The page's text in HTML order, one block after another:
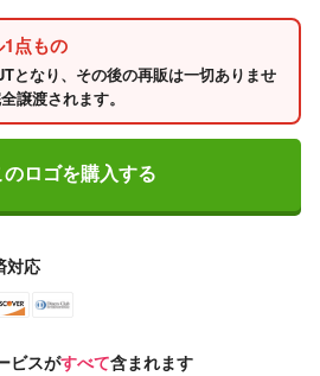
点もの
となり、その後の再販は一切ありませ
譲渡されます。
のロゴを購入する
対応
ビスがすべて含まれます